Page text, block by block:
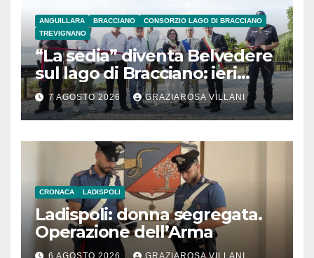
ANGUILLARA BRACCIANO
CONSORZIO LAGO DI BRACCIANO
TREVIGNANO
“La sedia” diventa Belvedere
sul lago di Bracciano: ieri
l’inaugurazione
7 AGOSTO 2026 GRAZIAROSA VILLANI
CRONACA LADISPOLI
Ladispoli: donna segregata.
Operazione dell’Arma
6 AGOSTO 2026 GRAZIAROSA VILLANI